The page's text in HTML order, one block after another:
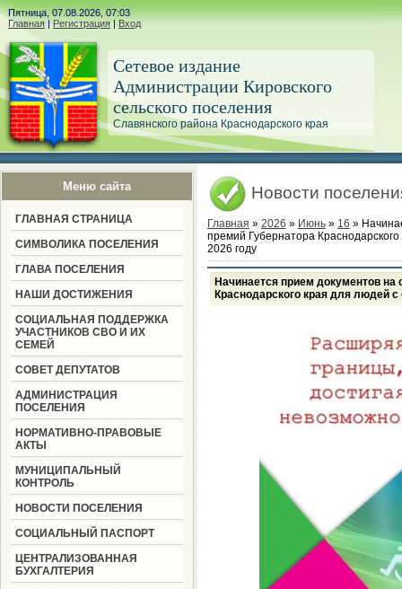
Пятница, 07.08.2026, 07:03
Главная | Регистрация | Вход
Сетевое издание
Администрации Кировского
сельского поселения
Славянского района Краснодарского края
Меню сайта
ГЛАВНАЯ СТРАНИЦА
СИМВОЛИКА ПОСЕЛЕНИЯ
ГЛАВА ПОСЕЛЕНИЯ
НАШИ ДОСТИЖЕНИЯ
СОЦИАЛЬНАЯ ПОДДЕРЖКА
УЧАСТНИКОВ СВО И ИХ
СЕМЕЙ
СОВЕТ ДЕПУТАТОВ
АДМИНИСТРАЦИЯ
ПОСЕЛЕНИЯ
НОРМАТИВНО-ПРАВОВЫЕ
АКТЫ
МУНИЦИПАЛЬНЫЙ
КОНТРОЛЬ
НОВОСТИ ПОСЕЛЕНИЯ
СОЦИАЛЬНЫЙ ПАСПОРТ
ЦЕНТРАЛИЗОВАННАЯ
БУХГАЛТЕРИЯ
Новости
Главная » 2026 » Июнь » 16 »
премий Губернатора
2026 году
Начинается прием документов
Краснодарского края для людей